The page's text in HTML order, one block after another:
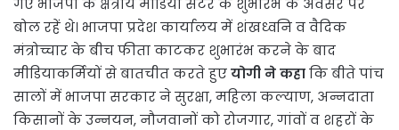
बोल रहें थे। भाजपा प्रदेश कार्यालय में शंखध्वनि व वैदिक
मंत्रोच्चार के बीच फीता काटकर शुभारंभ करने के बाद
मीडियाकर्मियों से बातचीत करते हुएयोगी ने कहाकि बीते पांच
सालों में भाजपा सरकार ने सुरक्षा, महिला कल्याण, अन्नदाता
किसानों के उन्नयन, नौजवानों को रोजगार, गांवों व शहरों के